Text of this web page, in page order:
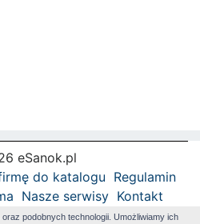
eSanok.pl
do katalogu Regulamin
Nasze serwisy Kontakt
podobnych technologii. Umożliwiamy ich